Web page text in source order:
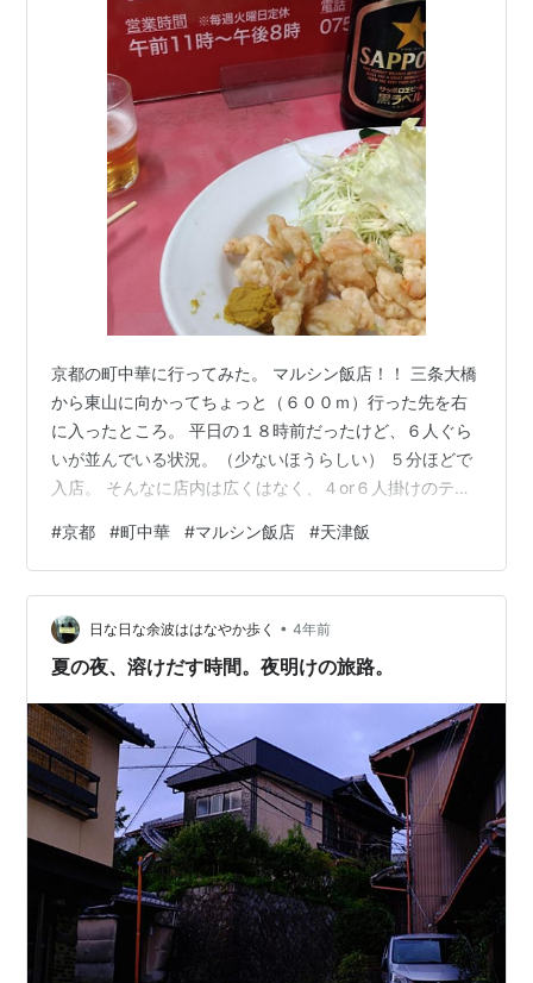
京都の町中華に行ってみた。 マルシン飯店！！ 三条大橋
から東山に向かってちょっと（６００ｍ）行った先を右
に入ったところ。 平日の１８時前だったけど、６人ぐら
いが並んでいる状況。（少ないほうらしい） ５分ほどで
入店。 そんなに店内は広くはなく、４or６人掛けのテー
式。（その板とはビールの後ろの赤い仕切り板） まず
は、ビール。えびの天ぷら、餃子。 ビールはサッポロの
黒の大瓶。やっぱり黒は旨いなぁ。 えびの天ぷらはから
しが合う。 餃子はやさしい感じ。美味い。 で、締めは天
津飯。 フワフワの卵に、餡がたっぷり。最高です。 ご馳
#京都 #町中華 #マルシン飯店 #天津飯
日な日な余波ははなやか歩く • 4年前
夏の夜、溶けだす時間。夜明けの旅路。